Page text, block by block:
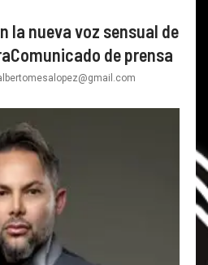
la nueva voz sensual de
de prensa